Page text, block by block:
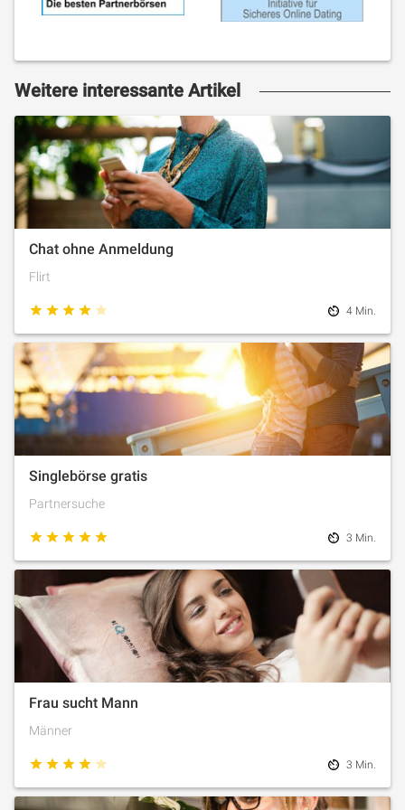
Weitere interessante Artikel
Chat ohne Anmeldung
Flirt
4 Min.
Singlebörse gratis
Partnersuche
3 Min.
Frau sucht Mann
Männer
3 Min.